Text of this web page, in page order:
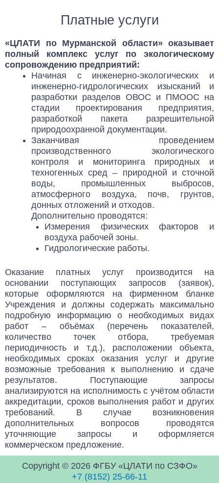
Платные услуги
«ЦЛАТИ по Мурманской области» оказывает
полный комплекс услуг по экологическому
сопровождению предприятий:
Начиная с инженерно-экологических и
инженерно-гидрологических изысканий и
разработки разделов ОВОС и ПМООС на
стадии проектирования предприятия,
разработкой пакета разрешительной
природоохранной документации.
Заканчивая проведением
производственного экологического
контроля и мониторинга природных и
техногенных сред – природной и сточной
воды, промышленных выбросов,
атмосферного воздуха, почв, грунтов,
донных отложений и отходов.
Дополнительно проводятся:
Измерения физических факторов и
воздуха рабочей зоны.
Гидрологические работы.
Оказание платных услуг производится на
основании поступающих запросов (заявок),
которые оформляются на фирменном бланке
Учреждения и должны содержать максимально
подробную информацию о необходимых видах
работ – объёмах (перечень показателей,
количество точек отбора, требуемая
периодичность и т.д.), расположении объекта,
необходимых сроках оказания услуг и другие
возможные требования к выполнению и сдаче
результатов. Поступающие запросы
анализируются на исполнимость с учётом области
аккредитации, сроков выполнения работ и других
требований. В случае возникновения
дополнительных вопросов проводятся
уточняющие запросы и оформляется
коммерческом предложение.
Copyright © 2026 ФГБУ «ЦЛАТИ по СЗФО»
+7 (8152) 25-66-11